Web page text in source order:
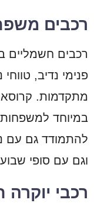
רכבים
רכבים חשמליים
פנימי נדיב,
מתקדמות.
במיוחד למשפחות
להתמודד גם עם
וגם עם סופי
רכבי יוקרה